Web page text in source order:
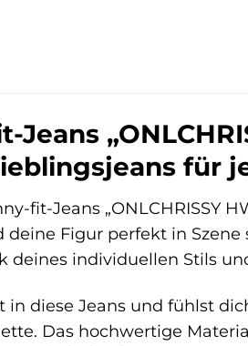
Jeans
für
fit-Jeans „ONLCHRISSY
Figur perfekt in
deines individuellen Stils
in diese Jeans und fühlst
Das hochwertige